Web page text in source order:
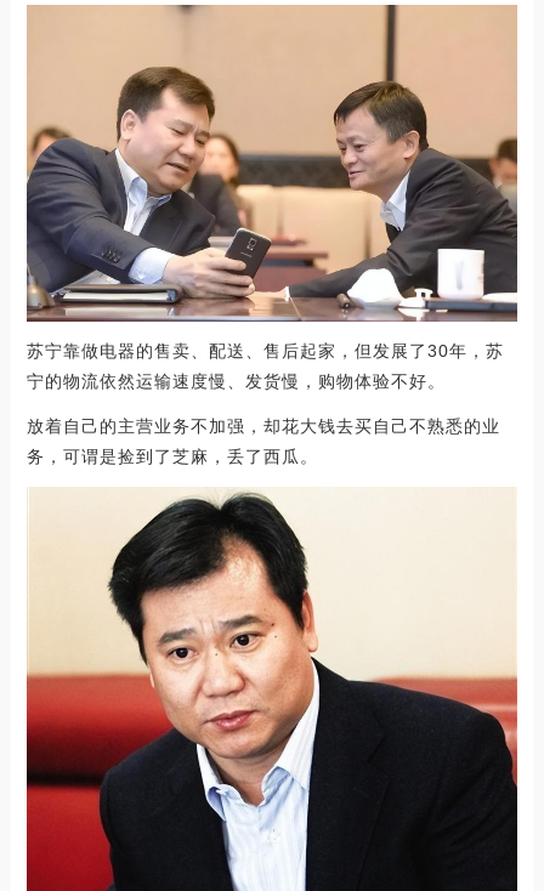
苏宁靠做电器的售卖、配送、售后起家，但发展了30年，苏
宁的物流依然运输速度慢、发货慢，购物体验不好。
放着自己的主营业务不加强，却花大钱去买自己不熟悉的业
务，可谓是捡到了芝麻，丢了西瓜。